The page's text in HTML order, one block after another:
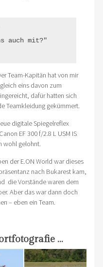
auch mit?"
Team-Kapitän hat von mir
eins davon zum
dafür hatten sich
Teamkleidung gekümmert.
digitale Spiegelreflex
EF 300 f/2.8 L USM IS
wohl gelohnt.
der E.ON World war dieses
nach Bukarest kam,
die Vorstände waren dem
Aber das war dann doch
– eben ein Team.
…